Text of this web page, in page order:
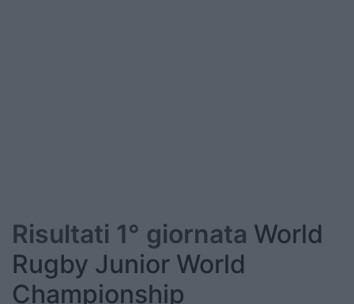
Risultati 1° giornata World
Rugby Junior World
Championship